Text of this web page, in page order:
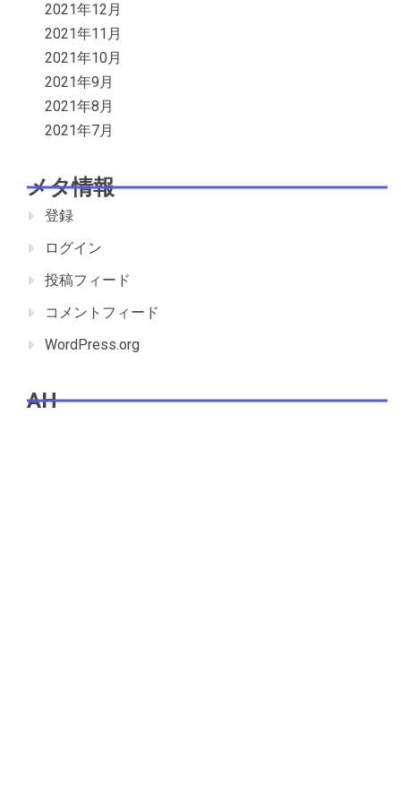
2021年12月
2021年11月
2021年10月
2021年9月
2021年8月
2021年7月
メタ情報
登録
ログイン
投稿フィード
コメントフィード
WordPress.org
AH